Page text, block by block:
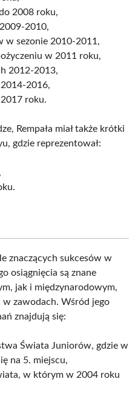
2008 roku,
2010,
w sezonie 2010-2011,
w 2011 roku,
2012-2013,
2016,
roku.
Rempała miał także krótki
gdzie reprezentował:
znaczących sukcesów w
osiągnięcia są znane
jak i międzynarodowym,
zawodach. Wśród jego
znajdują się:
Świata Juniorów, gdzie w
na 5. miejscu,
w którym w 2004 roku